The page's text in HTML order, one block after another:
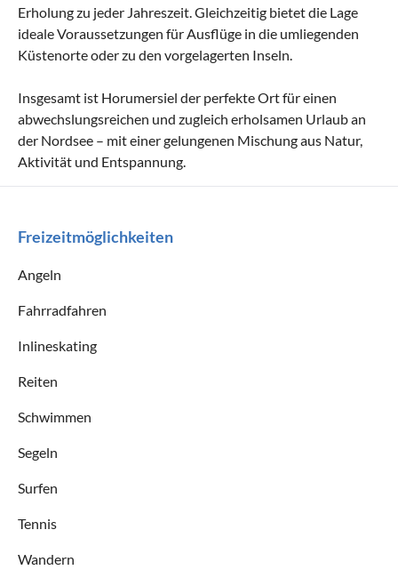
Erholung zu jeder Jahreszeit. Gleichzeitig bietet die Lage
ideale Voraussetzungen für Ausflüge in die umliegenden
Küstenorte oder zu den vorgelagerten Inseln.
Insgesamt ist Horumersiel der perfekte Ort für einen
abwechslungsreichen und zugleich erholsamen Urlaub an
der Nordsee – mit einer gelungenen Mischung aus Natur,
Aktivität und Entspannung.
Freizeitmöglichkeiten
Angeln
Fahrradfahren
Inlineskating
Reiten
Schwimmen
Segeln
Surfen
Tennis
Wandern